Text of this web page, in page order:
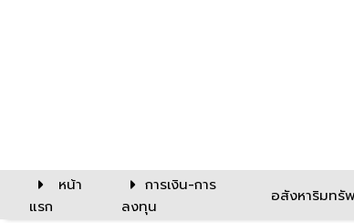
หน้า
แรก
การเงิน-การ
ลงทุน
อสังหาริมทรั